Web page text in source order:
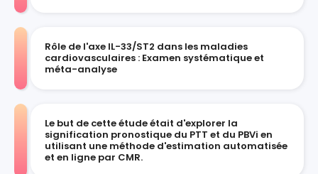
Rôle de l'axe IL-33/ST2 dans les maladies
cardiovasculaires : Examen systématique et
méta-analyse
Le but de cette étude était d'explorer la
signification pronostique du PTT et du PBVi en
utilisant une méthode d'estimation automatisée
et en ligne par CMR.